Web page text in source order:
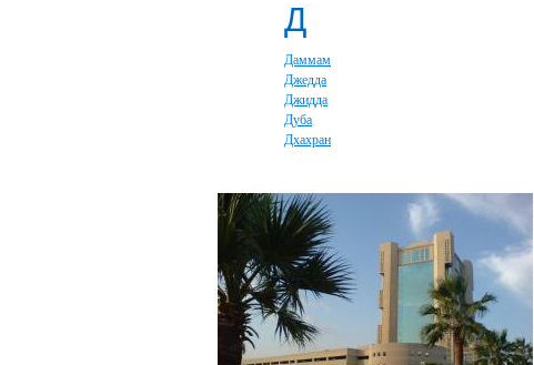
Д
Даммам
Джедда
Джидда
Дуба
Дхахран